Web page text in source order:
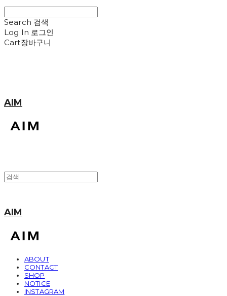
Search 검색
Log In 로그인
Cart장바구니
AIM
AIM
ABOUT
CONTACT
SHOP
NOTICE
INSTAGRAM